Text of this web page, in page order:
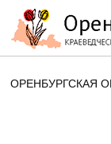
ОРЕНБУРГСКАЯ